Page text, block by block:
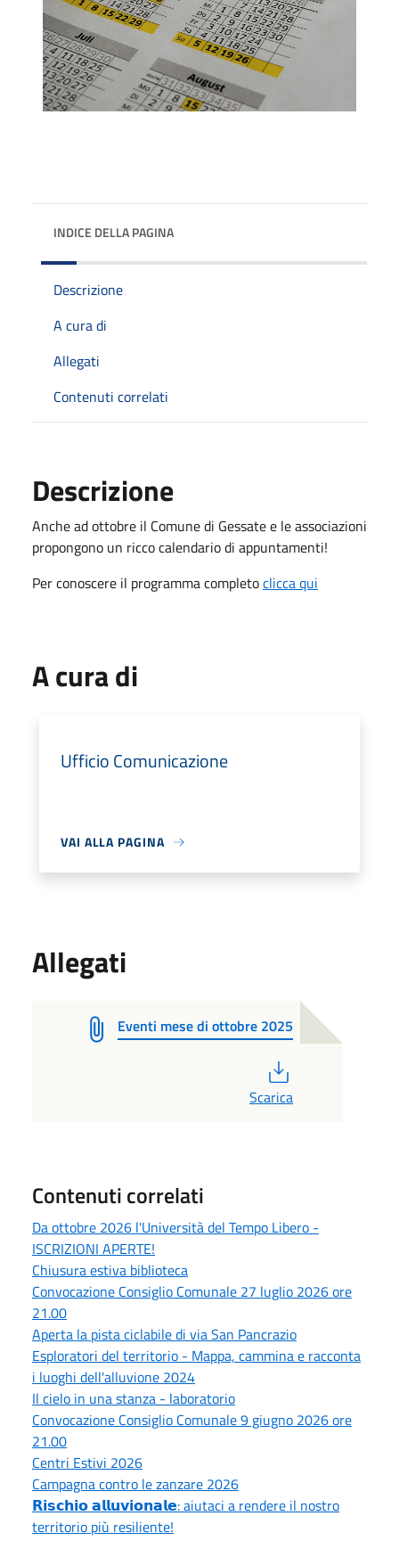
INDICE DELLA PAGINA
Descrizione
A cura di
Allegati
Contenuti correlati
Descrizione
Anche ad ottobre il Comune di Gessate e le associazioni
propongono un ricco calendario di appuntamenti!
Per conoscere il programma completoclicca qui
A cura di
Ufficio Comunicazione
VAI ALLA PAGINA
Allegati
Eventi mese di ottobre 2025
Scarica
Contenuti correlati
Da ottobre 2026 l'Università del Tempo Libero -
ISCRIZIONI APERTE!
Chiusura estiva biblioteca
Convocazione Consiglio Comunale 27 luglio 2026 ore
21.00
Aperta la pista ciclabile di via San Pancrazio
Esploratori del territorio - Mappa, cammina e racconta
i luoghi dell'alluvione 2024
Il cielo in una stanza - laboratorio
Convocazione Consiglio Comunale 9 giugno 2026 ore
21.00
Centri Estivi 2026
Campagna contro le zanzare 2026
𝗥𝗶𝘀𝗰𝗵𝗶𝗼 𝗮𝗹𝗹𝘂𝘃𝗶𝗼𝗻𝗮𝗹𝗲: aiutaci a rendere il nostro
territorio più resiliente!